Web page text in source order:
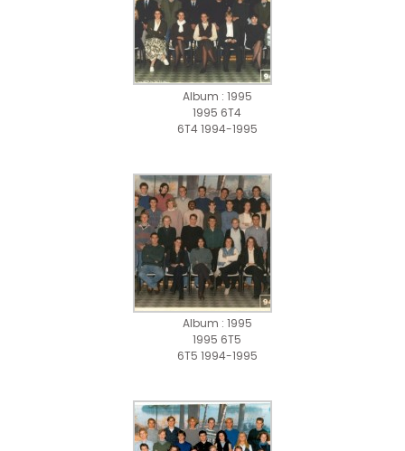
Album : 1995
1995 6T4
6T4 1994-1995
Album : 1995
1995 6T5
6T5 1994-1995